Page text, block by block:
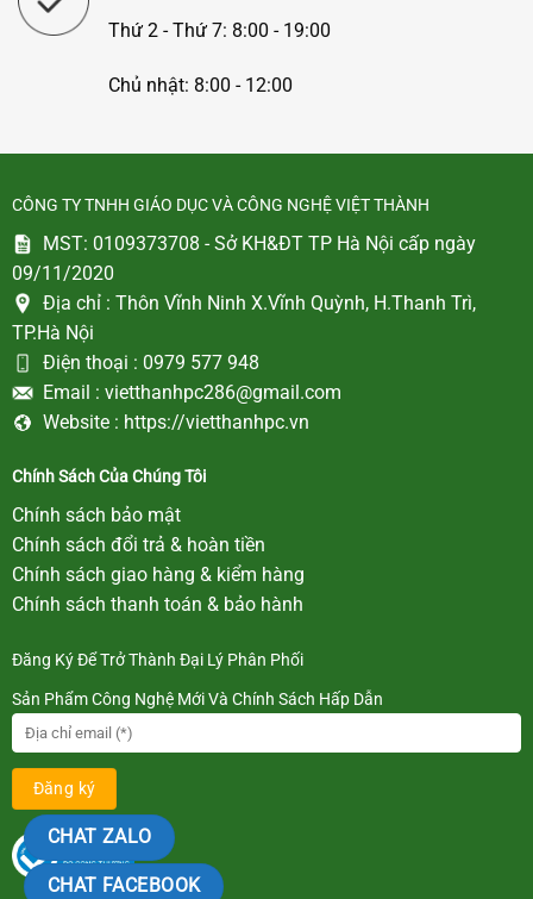
Thứ 2 - Thứ 7: 8:00 - 19:00
Chủ nhật: 8:00 - 12:00
CÔNG TY TNHH GIÁO DỤC VÀ CÔNG NGHỆ VIỆT THÀNH
MST: 0109373708 - Sở KH&ĐT TP Hà Nội cấp ngày
09/11/2020
Địa chỉ : Thôn Vĩnh Ninh X.Vĩnh Quỳnh, H.Thanh Trì,
TP.Hà Nội
Điện thoại : 0979 577 948
Email : vietthanhpc286@gmail.com
Website : https://vietthanhpc.vn
Chính Sách Của Chúng Tôi
Chính sách bảo mật
Chính sách đổi trả & hoàn tiền
Chính sách giao hàng & kiểm hàng
Chính sách thanh toán & bảo hành
Đăng Ký Để Trở Thành Đại Lý Phân Phối
Sản Phẩm Công Nghệ Mới Và Chính Sách Hấp Dẫn
CHAT ZALO
CHAT FACEBOOK